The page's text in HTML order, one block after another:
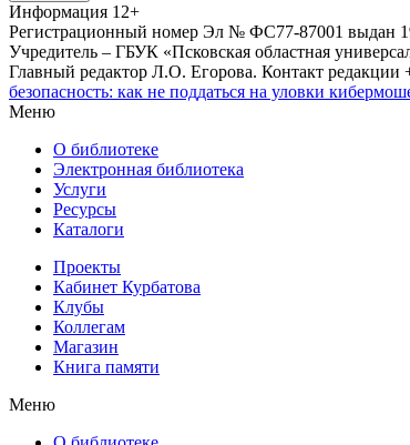
Информация 12+
Регистрационный номер Эл № ФС77-87001 выдан
Учредитель – ГБУК «Псковская областная
Главный редактор Л.О. Егорова. Контакт редакции
безопасность: как не поддаться на уловки
Меню
О библиотеке
Электронная библиотека
Услуги
Ресурсы
Каталоги
Проекты
Кабинет Курбатова
Клубы
Коллегам
Магазин
Книга памяти
Меню